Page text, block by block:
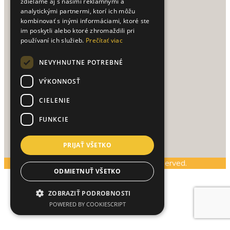
Vrátenie tovaru
Spracovanie osobných údajov
UŽITOČNÉ TIPY
Texty na vianočné priania
PRE ZÁKAZNÍKOV
© Copyright www.almea.sk. All Rights Reserved.
analytickými partnermi, ktorí ich môžu
kombinovať s inými informáciami, ktoré ste
im poskytli alebo ktoré zhromaždili pri
používaní ich služieb. Prečítať viac
NEVYHNUTNE POTREBNÉ
VÝKONNOSŤ
CIELENIE
FUNKCIE
PRIJAŤ VŠETKO
ODMIETNUŤ VŠETKO
ZOBRAZIŤ PODROBNOSTI
POWERED BY COOKIESCRIPT